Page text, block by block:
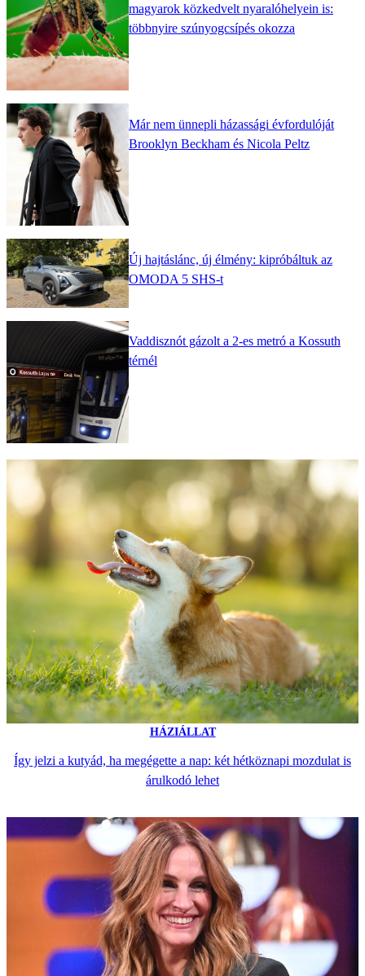
magyarok közkedvelt nyaralóhelyein is:
többnyire szúnyogcsípés okozza
Már nem ünnepli házassági évfordulóját
Brooklyn Beckham és Nicola Peltz
Új hajtáslánc, új élmény: kipróbáltuk az
OMODA 5 SHS-t
Vaddisznót gázolt a 2-es metró a Kossuth
térnél
HÁZIÁLLAT
Így jelzi a kutyád, ha megégette a nap: két hétköznapi mozdulat is
árulkodó lehet